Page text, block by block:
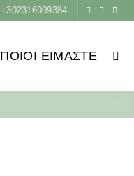
+302316009384
ΠΟΙΟΙ ΕΊΜΑΣΤΕ